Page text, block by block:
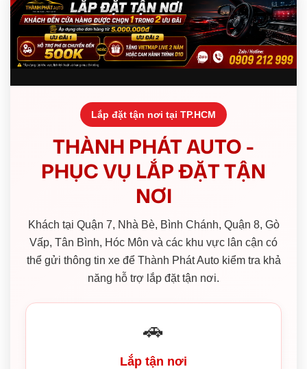
Lắp đặt tận nơi tại TP.HCM
THÀNH PHÁT AUTO -
PHỤC VỤ LẮP ĐẶT TẬN
NƠI
Khách tại Quận 7, Nhà Bè, Bình Chánh, Quận 8, Gò
Vấp, Tân Bình, Hóc Môn và các khu vực lân cận có
thể gửi thông tin xe để Thành Phát Auto kiểm tra khả
năng hỗ trợ lắp đặt tận nơi.
🚗
Lắp tận nơi